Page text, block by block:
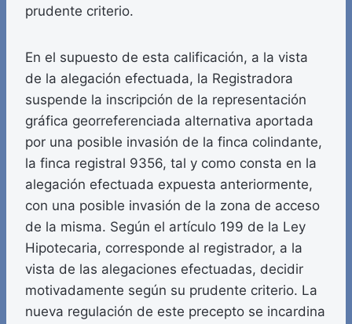
prudente criterio.
En el supuesto de esta calificación, a la vista
de la alegación efectuada, la Registradora
suspende la inscripción de la representación
gráfica georreferenciada alternativa aportada
por una posible invasión de la finca colindante,
la finca registral 9356, tal y como consta en la
alegación efectuada expuesta anteriormente,
con una posible invasión de la zona de acceso
de la misma. Según el artículo 199 de la Ley
Hipotecaria, corresponde al registrador, a la
vista de las alegaciones efectuadas, decidir
motivadamente según su prudente criterio. La
nueva regulación de este precepto se incardina